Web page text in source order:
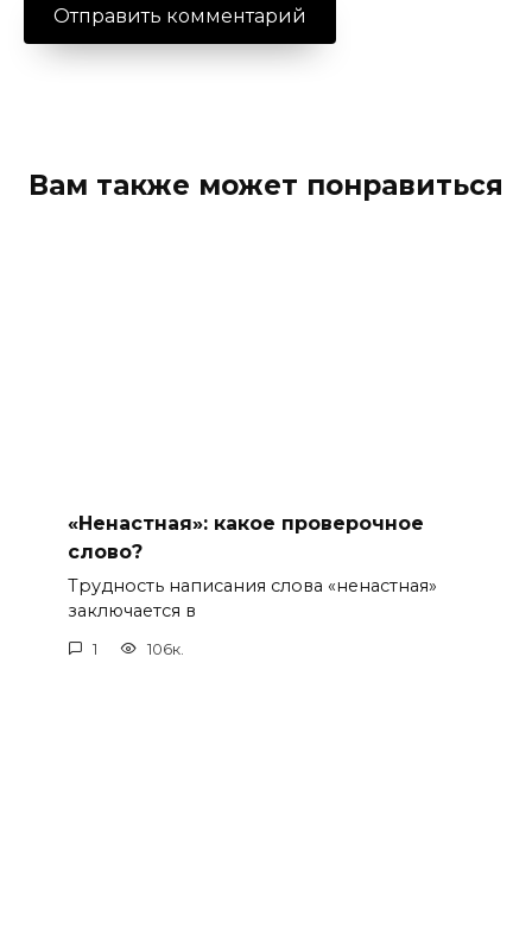
Вам также может понравиться
«Ненастная»: какое проверочное
слово?
Трудность написания слова «ненастная»
заключается в
1 106к.